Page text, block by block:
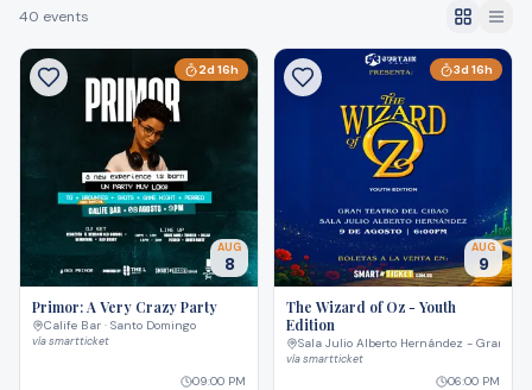
40 events
2d 16h
AUG
8
Primor: A Very Crazy Party
Calife Bar · Santo Domingo
víasmartticket
09:00 PM
3d 16h
AUG
9
The Wizard of Oz - Youth
Edition
Sala Julio Alberto Hernández - Gran
víasmartticket
06:00 PM